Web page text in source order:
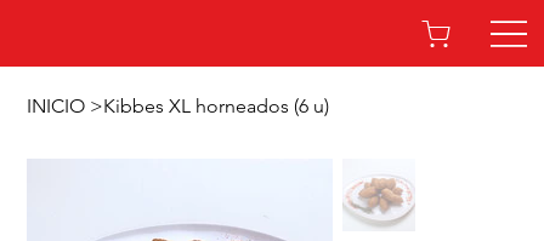
INICIO >Kibbes XL horneados (6 u)